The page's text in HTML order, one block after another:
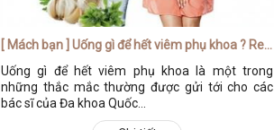
[ Mách bạn ] Uống gì để hết viêm phụ khoa ? Review các thuốc tây đến bài thuốc dân gian hiệu quả
Uống gì để hết viêm phụ khoa là một trong
những thắc mắc thường được gửi tới cho các
bác sĩ của Đa khoa Quốc...